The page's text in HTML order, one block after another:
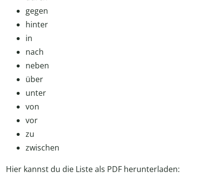
gegen
hinter
in
nach
neben
über
unter
von
vor
zu
zwischen
Hier kannst du die Liste als PDF herunterladen: